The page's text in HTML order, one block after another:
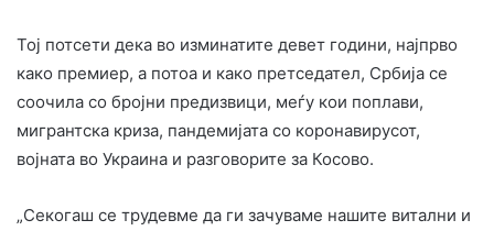
Тој потсети дека во изминатите девет години, најпрво
како премиер, а потоа и како претседател, Србија се
соочила со бројни предизвици, меѓу кои поплави,
мигрантска криза, пандемијата со коронавирусот,
војната во Украина и разговорите за Косово.
„Секогаш се трудевме да ги зачуваме нашите витални и